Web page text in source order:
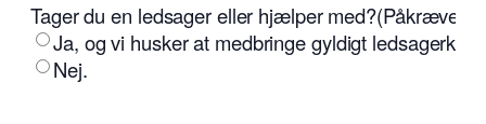
Tager du en ledsager eller hjælper med?(Påkrævet)
Ja, og vi husker at medbringe gyldigt ledsagerkort.
Nej.